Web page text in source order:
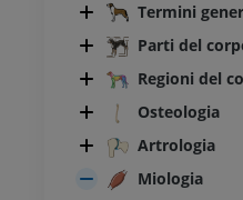
Termini
Parti del
Regioni del
Osteologia
Artrologia
Miologia